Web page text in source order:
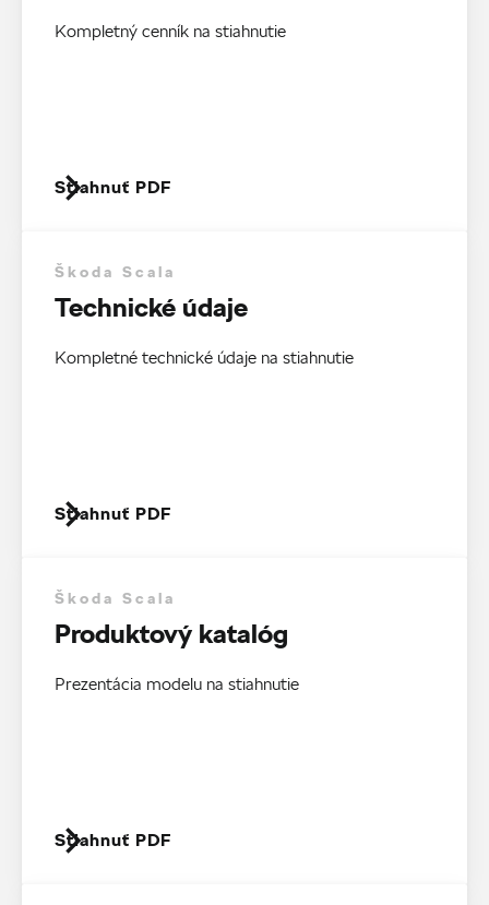
Kompletný cenník na stiahnutie
Stiahnuť PDF
Škoda Scala
Technické údaje
Kompletné technické údaje na stiahnutie
Stiahnuť PDF
Škoda Scala
Produktový katalóg
Prezentácia modelu na stiahnutie
Stiahnuť PDF